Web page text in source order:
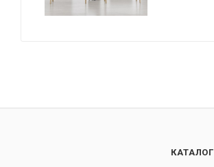
КАТАЛОГ